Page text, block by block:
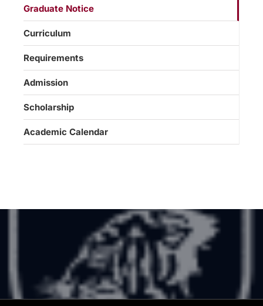
Graduate Notice
Curriculum
Requirements
Admission
Scholarship
Academic Calendar